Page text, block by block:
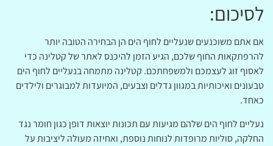
לסיכום:
אם אתם משוכנעים שנעליים לחוף הים הן הבחירה הטובה יותר
להרפתקאות החוף שלכם, הגיע הזמן להיכנס לאתר של קטלינה כדי
לאסוף זוג לעצמכם ולמשפחתכם. קטלינה מתמחה בנעליים לחוף הים
טבעונים ואיכותיות במגוון גדלים וצבעים, המיועדות למבוגרים ולילדים
כאחד.
נעליים לחוף הים שלהם מגיעות עם תכונות יוצאות דופן כגון חומר נגד
החלקה, סוליות מרופדות לנוחות נוספת, ואחיזה מעולה ליציבות על